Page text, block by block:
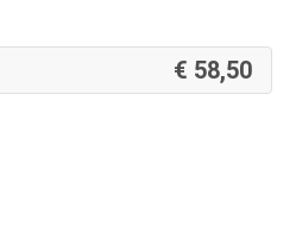
58,50